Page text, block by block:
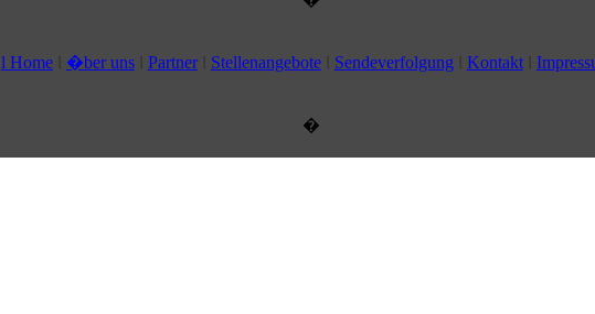
l Homel �ber unsl Partnerl Stellenangebotel Sendeverfolgung Kontaktl
�